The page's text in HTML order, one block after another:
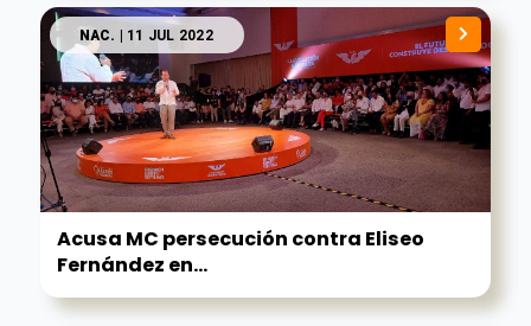
NAC. | 11 JUL 2022
Acusa MC persecución contra Eliseo
Fernández en...